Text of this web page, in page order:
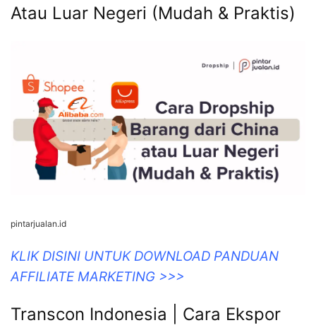
Atau Luar Negeri (Mudah & Praktis)
pintarjualan.id
KLIK DISINI UNTUK DOWNLOAD PANDUAN
AFFILIATE MARKETING >>>
Transcon Indonesia | Cara Ekspor